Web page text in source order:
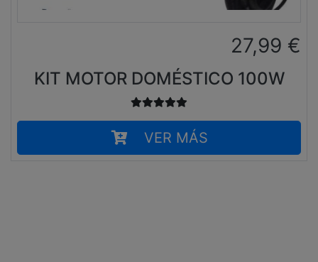
27,99 €
KIT MOTOR DOMÉSTICO 100W
VER MÁS